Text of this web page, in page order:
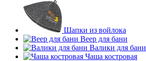
Шапки из войлока
Веер для бани
Валики для бани
Чаша костровая